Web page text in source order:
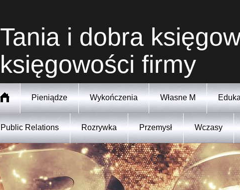
Tania i dobra
księgowości firmy
Pieniądze Wykończenia Własne M
Public Relations Rozrywka Przemysł Wczasy